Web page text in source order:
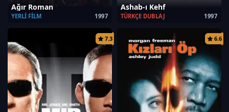
Ağır Roman
1997
YERLI FILM
Ashab-ı Kehf
1997
TÜRKÇE DUBLAJ
7.3 6.6